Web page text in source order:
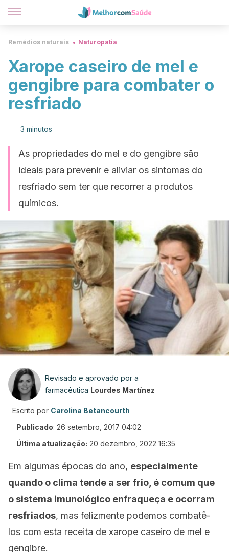
Remédios naturais Naturopatia
Xarope caseiro de mel e
gengibre para combater o
resfriado
3 minutos
As propriedades do mel e do gengibre são
ideais para prevenir e aliviar os sintomas do
resfriado sem ter que recorrer a produtos
químicos.
Revisado e aprovado por a
farmacêutica Lourdes Martínez
Escrito por Carolina Betancourth
Publicado: 26 setembro, 2017 04:02
Última atualização: 20 dezembro, 2022 16:35
Em algumas épocas do ano, especialmente
quando o clima tende a ser frio, é comum que
o sistema imunológico enfraqueça e ocorram
resfriados, mas felizmente podemos combatê-
los com esta receita de xarope caseiro de mel e
gengibre.